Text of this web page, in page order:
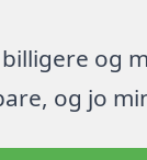
og
og jo